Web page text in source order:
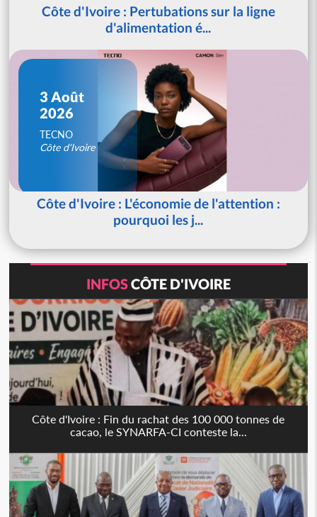
Côte d'Ivoire : Pertubations sur la ligne
d'alimentation é...
3 Août
2026
TECNO
Côte d'Ivoire
Côte d'Ivoire : L'économie de l'attention :
pourquoi les j...
INFOSCÔTE D'IVOIRE
Côte d'Ivoire : Fin du rachat des 100 000 tonnes de
cacao, le SYNARFA-CI conteste la...